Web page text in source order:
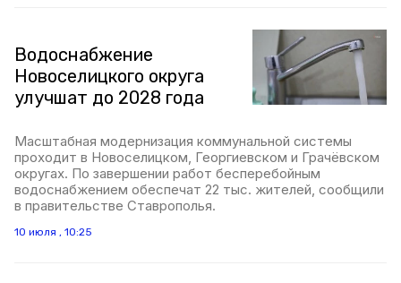
Водоснабжение
Новоселицкого округа
улучшат до 2028 года
Масштабная модернизация коммунальной системы
проходит в Новоселицком, Георгиевском и Грачёвском
округах. По завершении работ бесперебойным
водоснабжением обеспечат 22 тыс. жителей, сообщили
в правительстве Ставрополья.
10 июля , 10:25